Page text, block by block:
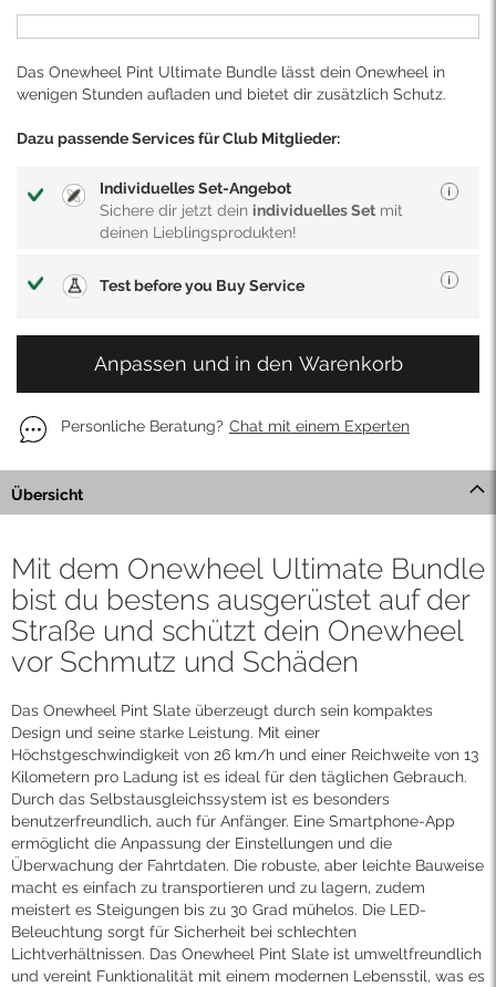
Das Onewheel Pint Ultimate Bundle lässt dein Onewheel in
wenigen Stunden aufladen und bietet dir zusätzlich Schutz.
Dazu passende Services für Club Mitglieder:
Individuelles Set-Angebot
Sichere dir jetzt dein individuelles Set mit
deinen Lieblingsprodukten!
Test before you Buy Service
Anpassen und in den Warenkorb
Personliche Beratung? Chat mit einem Experten
Übersicht
Mit dem Onewheel Ultimate Bundle
bist du bestens ausgerüstet auf der
Straße und schützt dein Onewheel
vor Schmutz und Schäden
Das Onewheel Pint Slate überzeugt durch sein kompaktes
Design und seine starke Leistung. Mit einer
Höchstgeschwindigkeit von 26 km/h und einer Reichweite von 13
Kilometern pro Ladung ist es ideal für den täglichen Gebrauch.
Durch das Selbstausgleichssystem ist es besonders
benutzerfreundlich, auch für Anfänger. Eine Smartphone-App
ermöglicht die Anpassung der Einstellungen und die
Überwachung der Fahrtdaten. Die robuste, aber leichte Bauweise
macht es einfach zu transportieren und zu lagern, zudem
meistert es Steigungen bis zu 30 Grad mühelos. Die LED-
Beleuchtung sorgt für Sicherheit bei schlechten
Lichtverhältnissen. Das Onewheel Pint Slate ist umweltfreundlich
und vereint Funktionalität mit einem modernen Lebensstil, was es